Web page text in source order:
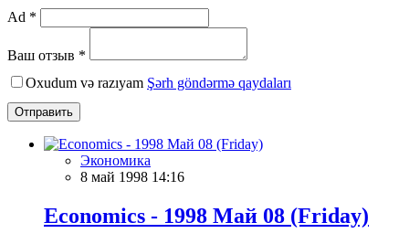
Ad *
Ваш отзыв *
Oxudum və razıyam Şərh göndərmə qaydaları
Отправить
Экономика
8 май 1998 14:16
Economics - 1998 Май 08 (Friday)